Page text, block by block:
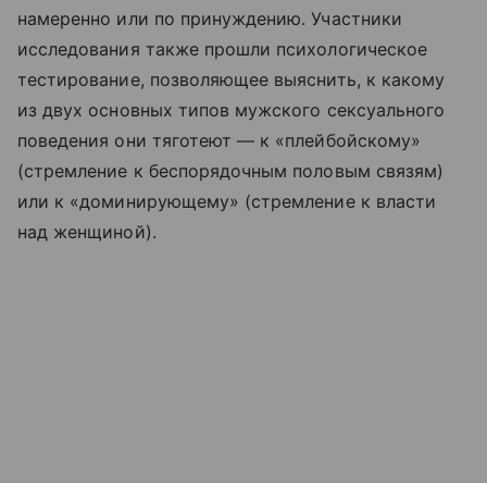
намеренно или по принуждению. Участники
исследования также прошли психологическое
тестирование, позволяющее выяснить, к какому
из двух основных типов мужского сексуального
поведения они тяготеют — к «плейбойскому»
(стремление к беспорядочным половым связям)
или к «доминирующему» (стремление к власти
над женщиной).